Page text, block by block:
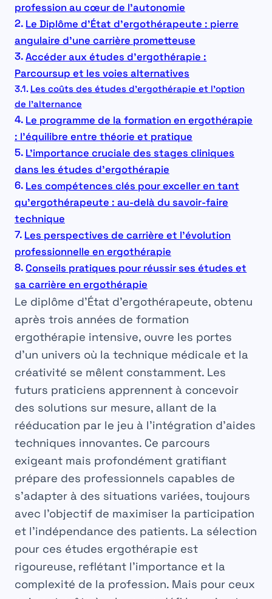
profession au cœur de l’autonomie
Le Diplôme d’État d’ergothérapeute : pierre
angulaire d’une carrière prometteuse
Accéder aux études d’ergothérapie :
Parcoursup et les voies alternatives
Les coûts des études d’ergothérapie et l’option
de l’alternance
Le programme de la formation en ergothérapie
: l’équilibre entre théorie et pratique
L’importance cruciale des stages cliniques
dans les études d’ergothérapie
Les compétences clés pour exceller en tant
qu’ergothérapeute : au-delà du savoir-faire
technique
Les perspectives de carrière et l’évolution
professionnelle en ergothérapie
Conseils pratiques pour réussir ses études et
sa carrière en ergothérapie
Le diplôme d’État d’ergothérapeute, obtenu
après trois années de formation
ergothérapie intensive, ouvre les portes
d’un univers où la technique médicale et la
créativité se mêlent constamment. Les
futurs praticiens apprennent à concevoir
des solutions sur mesure, allant de la
rééducation par le jeu à l’intégration d’aides
techniques innovantes. Ce parcours
exigeant mais profondément gratifiant
prépare des professionnels capables de
s’adapter à des situations variées, toujours
avec l’objectif de maximiser la participation
et l’indépendance des patients. La sélection
pour ces études ergothérapie est
rigoureuse, reflétant l’importance et la
complexité de la profession. Mais pour ceux